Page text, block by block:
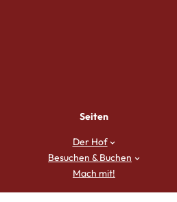
Seiten
Der Hof
Besuchen & Buchen
Mach mit!